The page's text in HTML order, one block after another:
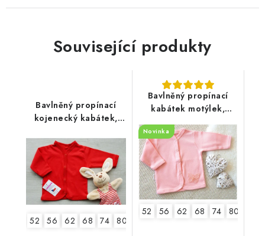
Související produkty
Bavlněný propínací
kojenecký kabátek,
52 56 62 68 74 80
Bavlněný propínací
kabátek motýlek,
světle lososový
Novinka
52 56 62 68 74 80